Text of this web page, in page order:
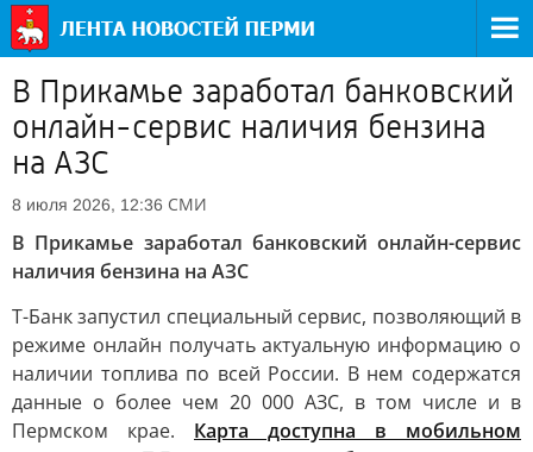
В Прикамье заработал банковский
онлайн-сервис наличия бензина
на АЗС
8 июля 2026, 12:36 СМИ
В Прикамье заработал банковский онлайн-сервис
наличия бензина на АЗС
Т-Банк запустил специальный сервис, позволяющий в
режиме онлайн получать актуальную информацию о
наличии топлива по всей России. В нем содержатся
данные о более чем 20 000 АЗС, в том числе и в
Пермском крае. Карта доступна в мобильном